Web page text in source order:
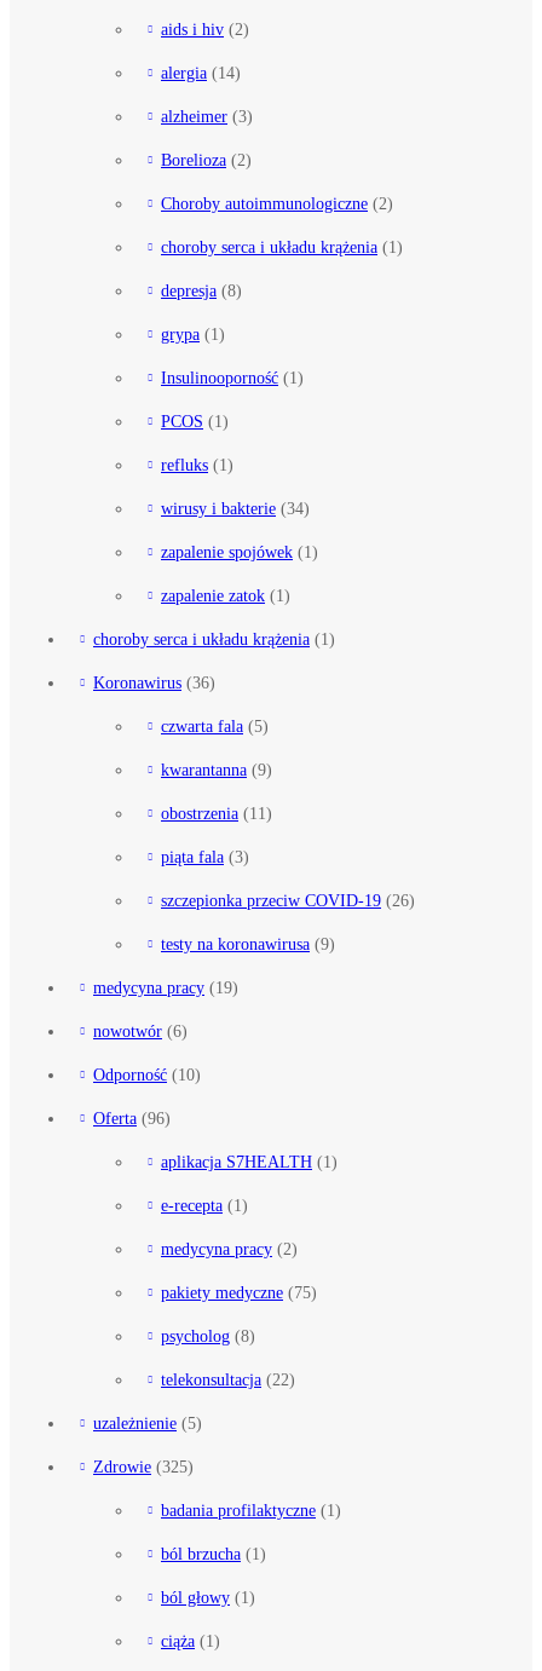
aids i hiv (2)
alergia (14)
alzheimer (3)
Borelioza (2)
Choroby autoimmunologiczne (2)
choroby serca i układu krążenia (1)
depresja (8)
grypa (1)
Insulinooporność (1)
PCOS (1)
refluks (1)
wirusy i bakterie (34)
zapalenie spojówek (1)
zapalenie zatok (1)
choroby serca i układu krążenia (1)
Koronawirus (36)
czwarta fala (5)
kwarantanna (9)
obostrzenia (11)
piąta fala (3)
szczepionka przeciw COVID-19 (26)
testy na koronawirusa (9)
medycyna pracy (19)
nowotwór (6)
Odporność (10)
Oferta (96)
aplikacja S7HEALTH (1)
e-recepta (1)
medycyna pracy (2)
pakiety medyczne (75)
psycholog (8)
telekonsultacja (22)
uzależnienie (5)
Zdrowie (325)
badania profilaktyczne (1)
ból brzucha (1)
ból głowy (1)
ciąża (1)